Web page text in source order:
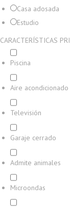
Casa adosada
Estudio
CARACTERÍSTICAS
Piscina
Aire acondicionado
Televisión
Garaje cerrado
Admite animales
Microondas